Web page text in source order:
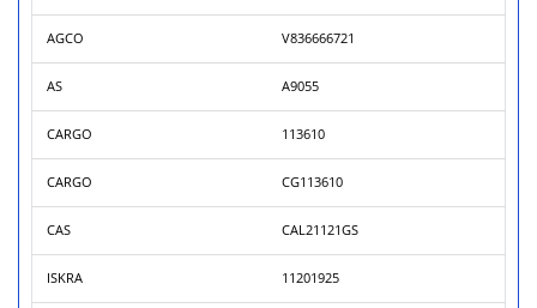
AGCO V836666721
AS A9055
CARGO 113610
CARGO CG113610
CAS CAL21121GS
ISKRA 11201925